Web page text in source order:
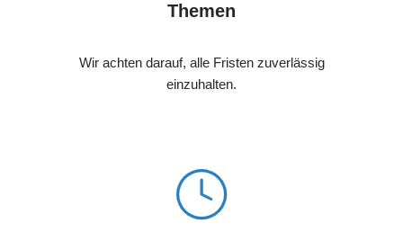
Themen
Wir achten darauf, alle Fristen zuverlässig
einzuhalten.